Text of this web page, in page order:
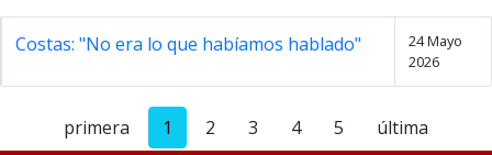
Costas: "No era lo que habíamos hablado"
24 Mayo
2026
primera 1 2 3 4 5 última